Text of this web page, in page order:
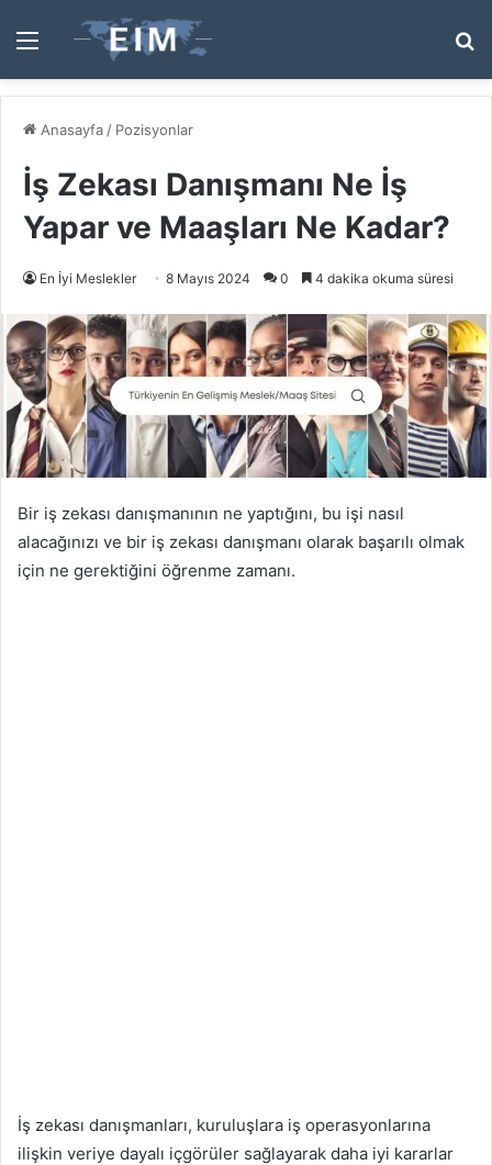
Menü
...
Anasayfa / Pozisyonlar
İş Zekası Danışmanı Ne İş
Yapar ve Maaşları Ne Kadar?
En İyi Meslekler 8 Mayıs 2024 0 4 dakika okuma süresi
Bir iş zekası danışmanının ne yaptığını, bu işi nasıl
alacağınızı ve bir iş zekası danışmanı olarak başarılı olmak
için ne gerektiğini öğrenme zamanı.
İş zekası danışmanları, kuruluşlara iş operasyonlarına
ilişkin veriye dayalı içgörüler sağlayarak daha iyi kararlar